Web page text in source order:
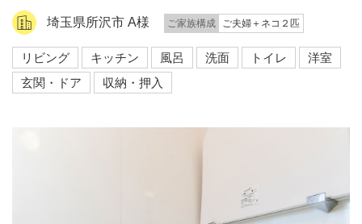
埼玉県所沢市 A様 ご家族構成 ご夫婦＋ネコ２匹
リビング キッチン 風呂 洗面 トイレ
洋室
玄関・ドア
収納・押入